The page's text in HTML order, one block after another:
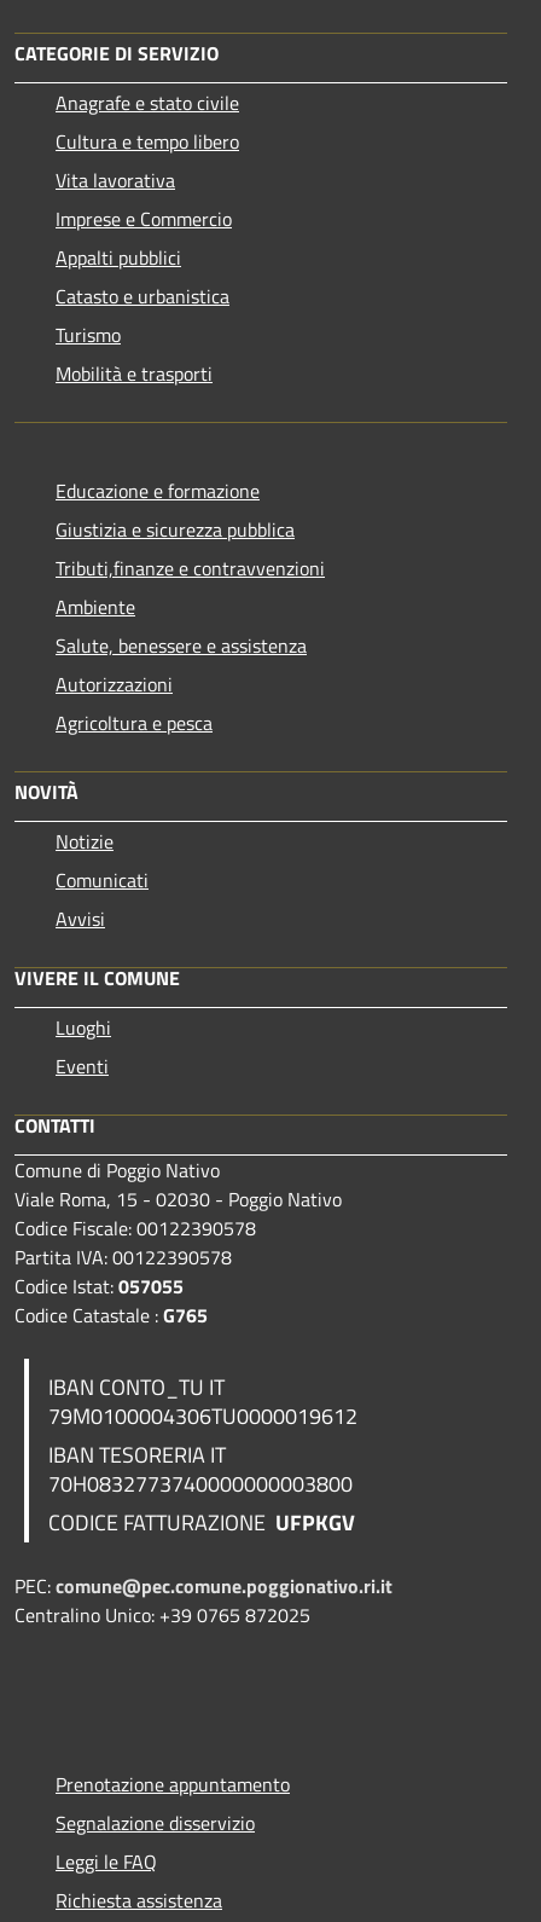
CATEGORIE DI SERVIZIO
Anagrafe e stato civile
Cultura e tempo libero
Vita lavorativa
Imprese e Commercio
Appalti pubblici
Catasto e urbanistica
Turismo
Mobilità e trasporti
Educazione e formazione
Giustizia e sicurezza pubblica
Tributi,finanze e contravvenzioni
Ambiente
Salute, benessere e assistenza
Autorizzazioni
Agricoltura e pesca
NOVITÀ
Notizie
Comunicati
Avvisi
VIVERE IL COMUNE
Luoghi
Eventi
CONTATTI
Comune di Poggio Nativo
Viale Roma, 15 - 02030 - Poggio Nativo
Codice Fiscale: 00122390578
Partita IVA: 00122390578
Codice Istat:057055
Codice Catastale :G765
IBAN CONTO_TU IT
79M0100004306TU0000019612
IBAN TESORERIAIT
70H0832773740000000003800
CODICE FATTURAZIONE UFPKGV
PEC:comune@pec.comune.poggionativo.ri.it
Centralino Unico: +39 0765 872025
Prenotazione appuntamento
Segnalazione disservizio
Leggi le FAQ
Richiesta assistenza